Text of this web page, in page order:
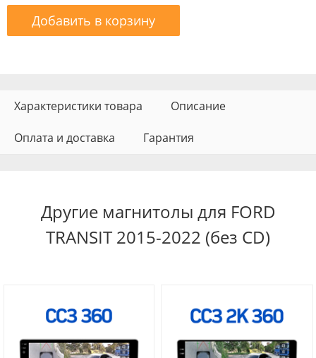
Добавить в корзину
Характеристики товара Описание
Оплата и доставка Гарантия
Другие магнитолы для FORD
TRANSIT 2015-2022 (без CD)